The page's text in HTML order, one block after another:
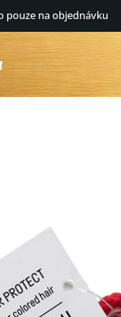
pouze na objednávku